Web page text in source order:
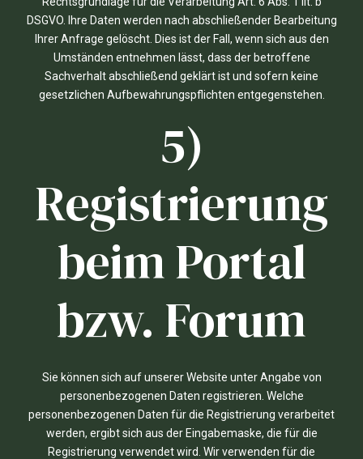
DSGVO. Ihre Daten werden nach abschließender Bearbeitung
Ihrer Anfrage gelöscht. Dies ist der Fall, wenn sich aus den
Umständen entnehmen lässt, dass der betroffene
Sachverhalt abschließend geklärt ist und sofern keine
gesetzlichen Aufbewahrungspflichten entgegenstehen.
5)
Registrierung
beim Portal
bzw. Forum
Sie können sich auf unserer Website unter Angabe von
personenbezogenen Daten registrieren. Welche
personenbezogenen Daten für die Registrierung verarbeitet
werden, ergibt sich aus der Eingabemaske, die für die
Registrierung verwendet wird. Wir verwenden für die